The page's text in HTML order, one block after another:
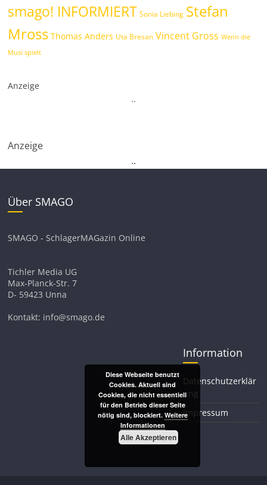
smago! INFORMIERT Sonia Liebing Stefan
Mross Thomas Anders Uta Bresan Vincent Gross Wenn die
Musi spielt
Anzeige
..
Anzeige
..
Über SMAGO
SMAGO - SchlagerMAGazin Online
Tichler Media UG
Max-Planck-Str. 7
D- 59423 Unna
Kontakt: info@smago.de
Information
Datenschutzerklär
ung
Impressum
Diese Webseite benutzt
Cookies. Aktuell sind
Cookies, die nicht essentiell
für den Betrieb dieser Seite
nötig sind, blockiert. Weitere
Informationen
Alle Akzeptieren